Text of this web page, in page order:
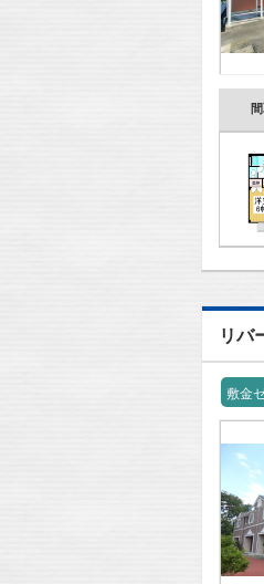
リバ
敷金